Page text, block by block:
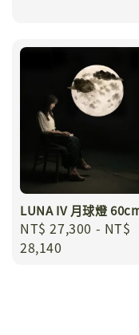
LUNA IV 月球燈
Regular
price
NT$ 27,300 - NT$
28,140